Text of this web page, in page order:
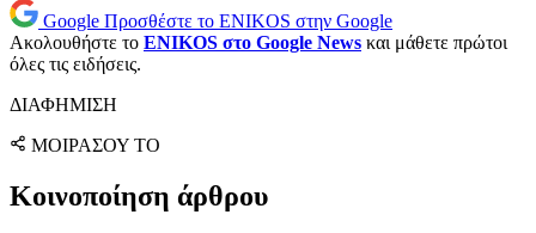
Google Προσθέστε το ENIKOS στην Google
Ακολουθήστε το ENIKOS στο Google News και μάθετε πρώτοι
όλες τις ειδήσεις.
ΔΙΑΦΗΜΙΣΗ
ΜΟΙΡΑΣΟΥ ΤΟ
Κοινοποίηση άρθρου